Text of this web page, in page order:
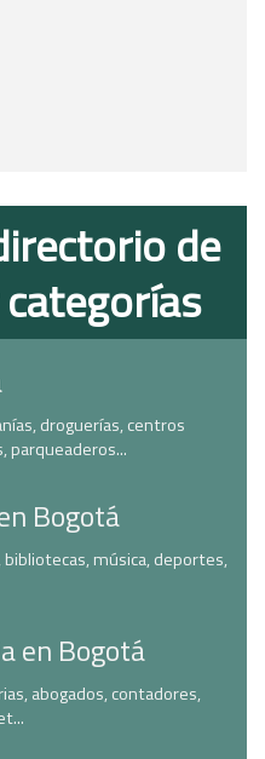
de
droguerías, centros
parqueaderos...
Bogotá
música, deportes,
en Bogotá
abogados, contadores,